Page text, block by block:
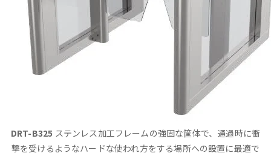
DRT-B325 ステンレス加工フレームの強固な筐体で、通過時に衝
撃を受けるようなハードな使われ方をする場所への設置に最適で